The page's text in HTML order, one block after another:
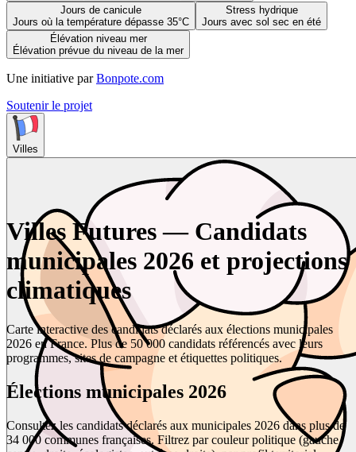
Jours de canicule
Jours où la température dépasse 35°C
Stress hydrique
Jours avec sol sec en été
Élévation niveau mer
Élévation prévue du niveau de la mer
Une initiative par Bonpote.com
Soutenir le projet
Villes
Villes Futures — Candidats
municipales 2026 et projections
climatiques
Carte interactive des candidats déclarés aux élections municipales
2026 en France. Plus de 50 000 candidats référencés avec leurs
programmes, sites de campagne et étiquettes politiques.
Élections municipales 2026
Consultez les candidats déclarés aux municipales 2026 dans plus de
34 000 communes françaises. Filtrez par couleur politique (gauche,